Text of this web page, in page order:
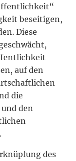
beseitigen,
Diese
auf den
die
den
des